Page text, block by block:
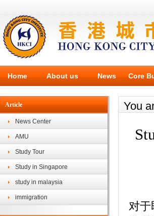
Home About us News Core
Article
News Center
AMU
Study Tour
Study in Singapore
study in malaysia
immigration
You
对于